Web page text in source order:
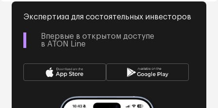
Экспертиза для состоятельных инвесторов
Впервые в открытом доступе
в ATON Line